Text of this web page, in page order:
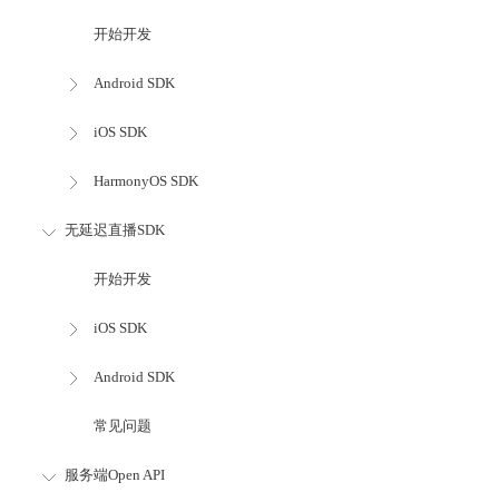
开始开发
Android SDK
iOS SDK
HarmonyOS SDK
无延迟直播SDK
开始开发
iOS SDK
Android SDK
常见问题
服务端Open API